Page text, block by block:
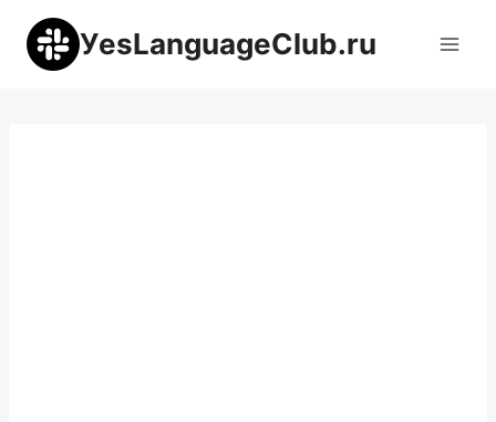
Перейти
содержимому
УesLanguageClub.ru